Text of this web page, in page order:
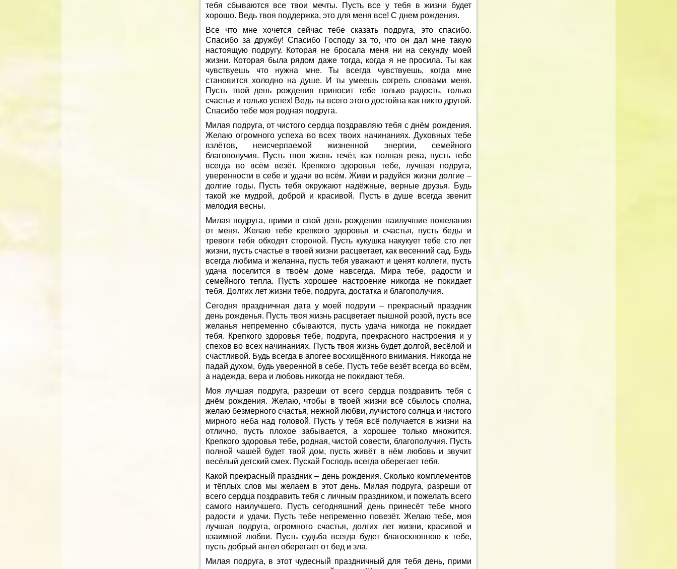
тебя сбываются все твои мечты. Пусть все у тебя в жизни будет
хорошо. Ведь твоя поддержка, это для меня все! С днем рождения.
Все что мне хочется сейчас тебе сказать подруга, это спасибо.
Спасибо за дружбу! Спасибо Господу за то, что он дал мне такую
настоящую подругу. Которая не бросала меня ни на секунду моей
жизни. Которая была рядом даже тогда, когда я не просила. Ты как
чувствуешь что нужна мне. Ты всегда чувствуешь, когда мне
становится холодно на душе. И ты умеешь согреть словами меня.
Пусть твой день рождения приносит тебе только радость, только
счастье и только успех! Ведь ты всего этого достойна как никто другой.
Спасибо тебе моя родная подруга.
Милая подруга, от чистого сердца поздравляю тебя с днём рождения.
Желаю огромного успеха во всех твоих начинаниях. Духовных тебе
взлётов, неисчерпаемой жизненной энергии, семейного
благополучия. Пусть твоя жизнь течёт, как полная река, пусть тебе
всегда во всём везёт. Крепкого здоровья тебе, лучшая подруга,
уверенности в себе и удачи во всём. Живи и радуйся жизни долгие –
долгие годы. Пусть тебя окружают надёжные, верные друзья. Будь
такой же мудрой, доброй и красивой. Пусть в душе всегда звенит
мелодия весны.
Милая подруга, прими в свой день рождения наилучшие пожелания
от меня. Желаю тебе крепкого здоровья и счастья, пусть беды и
тревоги тебя обходят стороной. Пусть кукушка накукует тебе сто лет
жизни, пусть счастье в твоей жизни расцветает, как весенний сад. Будь
всегда любима и желанна, пусть тебя уважают и ценят коллеги, пусть
удача поселится в твоём доме навсегда. Мира тебе, радости и
семейного тепла. Пусть хорошее настроение никогда не покидает
тебя. Долгих лет жизни тебе, подруга, достатка и благополучия.
Сегодня праздничная дата у моей подруги – прекрасный праздник
день рожденья. Пусть твоя жизнь расцветает пышной розой, пусть все
желанья непременно сбываются, пусть удача никогда не покидает
тебя. Крепкого здоровья тебе, подруга, прекрасного настроения и у
спехов во всех начинаниях. Пусть твоя жизнь будет долгой, весёлой и
счастливой. Будь всегда в апогее восхищённого внимания. Никогда не
падай духом, будь уверенной в себе. Пусть тебе везёт всегда во всём,
а надежда, вера и любовь никогда не покидают тебя.
Моя лучшая подруга, разреши от всего сердца поздравить тебя с
днём рождения. Желаю, чтобы в твоей жизни всё сбылось сполна,
желаю безмерного счастья, нежной любви, лучистого солнца и чистого
мирного неба над головой. Пусть у тебя всё получается в жизни на
отлично, пусть плохое забывается, а хорошее только множится.
Крепкого здоровья тебе, родная, чистой совести, благополучия. Пусть
полной чашей будет твой дом, пусть живёт в нём любовь и звучит
весёлый детский смех. Пускай Господь всегда оберегает тебя.
Какой прекрасный праздник – день рождения. Сколько комплементов
и тёплых слов мы желаем в этот день. Милая подруга, разреши от
всего сердца поздравить тебя с личным праздником, и пожелать всего
самого наилучшего. Пусть сегодняшний день принесёт тебе много
радости и удачи. Пусть тебе непременно повезёт. Желаю тебе, моя
лучшая подруга, огромного счастья, долгих лет жизни, красивой и
взаимной любви. Пусть судьба всегда будет благосклонною к тебе,
пусть добрый ангел оберегает от бед и зла.
Милая подруга, в этот чудесный праздничный для тебя день, прими